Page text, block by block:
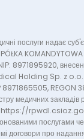
послуги надає
KOMANDYTOWA
8971895920,
Holding Sp. z
8971865505, REGON
медичних закладів
https://
послугами
договори про